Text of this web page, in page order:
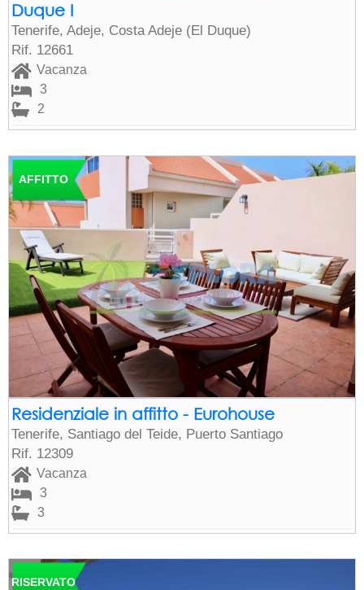
Duque I
Tenerife, Adeje, Costa Adeje (El Duque)
Rif. 12661
Vacanza
3
2
AFFITTO
Residenziale in affitto - Eurohouse
Tenerife, Santiago del Teide, Puerto Santiago
Rif. 12309
Vacanza
3
3
RISERVATO